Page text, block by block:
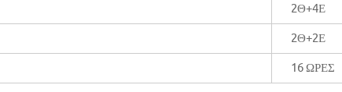
2Θ+4Ε
2Θ+2Ε
16 ΩΡΕΣ